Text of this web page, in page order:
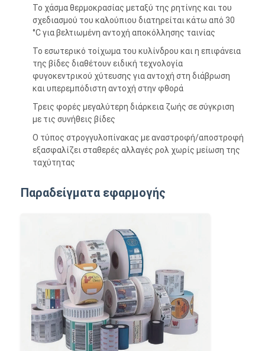
Το χάσμα θερμοκρασίας μεταξύ της ρητίνης και του
σχεδιασμού του καλούπιου διατηρείται κάτω από 30
°C για βελτιωμένη αντοχή αποκόλλησης ταινίας
Το εσωτερικό τοίχωμα του κυλίνδρου και η επιφάνεια
της βίδες διαθέτουν ειδική τεχνολογία
φυγοκεντρικού χύτευσης για αντοχή στη διάβρωση
και υπερεμπόδιστη αντοχή στην φθορά
Τρεις φορές μεγαλύτερη διάρκεια ζωής σε σύγκριση
με τις συνήθεις βίδες
Ο τύπος στρογγυλοπίνακας με αναστροφή/αποστροφή
εξασφαλίζει σταθερές αλλαγές ρολ χωρίς μείωση της
ταχύτητας
Παραδείγματα εφαρμογής